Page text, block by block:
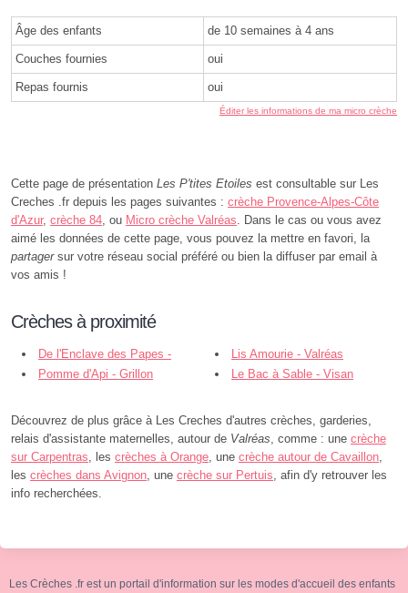
Âge des enfants de 10 semaines à 4 ans
Couches fournies oui
Repas fournis oui
Éditer les informations de ma micro crèche
Cette page de présentation Les P'tites Etoiles est consultable sur Les
Creches .fr depuis les pages suivantes : crèche Provence-Alpes-Côte
d'Azur, crèche 84 , ou Micro crèche Valréas . Dans le cas ou vous avez
aimé les données de cette page, vous pouvez la mettre en favori, la
partagersur votre réseau social préféré ou bien la diffuser par email à
vos amis !
Crèches à proximité
De l'Enclave des Papes -
Valréas
Lis Amourie - Valréas
Pomme d'Api - Grillon
Le Bac à Sable - Visan
Découvrez de plus grâce à Les Creches d'autres crèches, garderies,
relais d'assistante maternelles, autour de Valréas , comme : une crèche
sur Carpentras , les crèches à Orange , une crèche autour de Cavaillon
les crèches dans Avignon , une crèche sur Pertuis , afin d'y retrouver les
info recherchées.
Les Crèches .fr est un portail d'information sur les modes d'accueil des enfants